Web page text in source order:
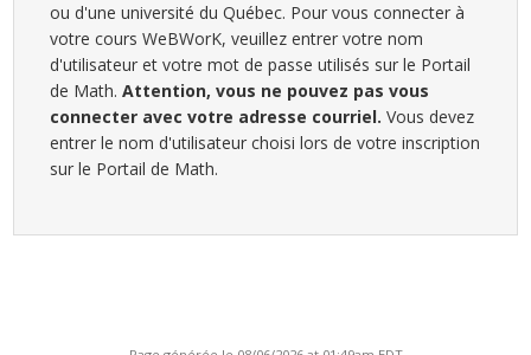
ou d'une université du Québec. Pour vous connecter à
votre cours WeBWorK, veuillez entrer votre nom
d'utilisateur et votre mot de passe utilisés sur le Portail
de Math.Attention, vous ne pouvez pas vous
connecter avec votre adresse courriel. Vous devez
entrer le nom d'utilisateur choisi lors de votre inscription
sur le Portail de Math.